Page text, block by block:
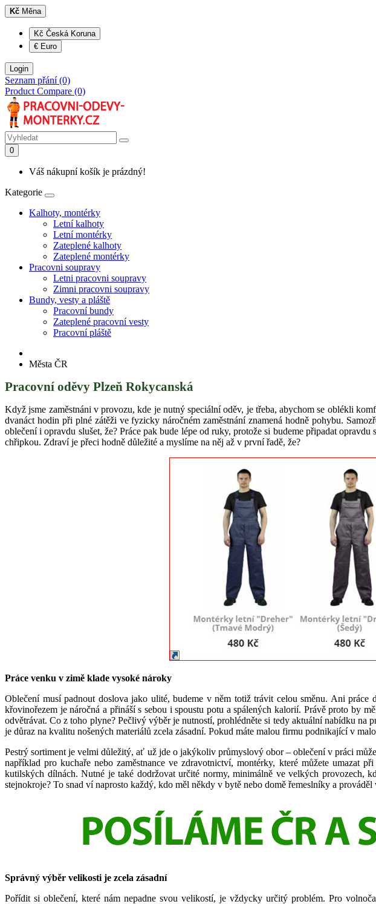
Kč Měna
Kč Česká Koruna
€ Euro
Login
Seznam přání (0)
Product Compare (0)
0
Váš nákupní košík je prázdný!
Kategorie
Kalhoty, montérky
Letní kalhoty
Letní montérky
Zateplené kalhoty
Zateplené montérky
Pracovni soupravy
Letni pracovni soupravy
Zimni pracovni soupravy
Bundy, vesty a pláště
Pracovní bundy
Zateplené pracovní vesty
Pracovní pláště
Města ČR
Pracovní oděvy Plzeň Rokycanská
Když jsme zaměstnáni v provozu, kde je nutný speciální oděv, je třeba, abychom se oblékli
dvanáct hodin při plné zátěži ve fyzicky náročném zaměstnání znamená hodně pohybu.
oblečení i opravdu slušet, že? Práce pak bude lépe od ruky, protože si budeme připadat
chřipkou. Zdraví je přeci hodně důležité a myslíme na něj až v první řadě, že?
Práce venku v zimě klade vysoké nároky
Oblečení musí padnout doslova jako ulité, budeme v něm totiž trávit celou směnu. Ani práce
křovinořezem je náročná a přináší s sebou i spoustu potu a spálených kalorií. Právě proto by
odvětrávat. Co z toho plyne? Pečlivý výběr je nutností, prohlédněte si tedy aktuální nabídku
je důraz na kvalitu nošených materiálů zcela zásadní. Pokud máte malou firmu podnikající v
Pestrý sortiment je velmi důležitý, ať už jde o jakýkoliv průmyslový obor – oblečení v práci
například pro kuchaře nebo zaměstnance ve zdravotnictví, montérky, které můžete umazat
kutilských dílnách. Nutné je také dodržovat určité normy, minimálně ve velkých provozech,
stejnokroje? To snad ví naprosto každý, kdo měl někdy v bytě nebo domě řemeslníky a
Správný výběr velikosti je zcela zásadní
Pořídit si oblečení, které nám nepadne svou velikostí, je vždycky určitý problém. Pro